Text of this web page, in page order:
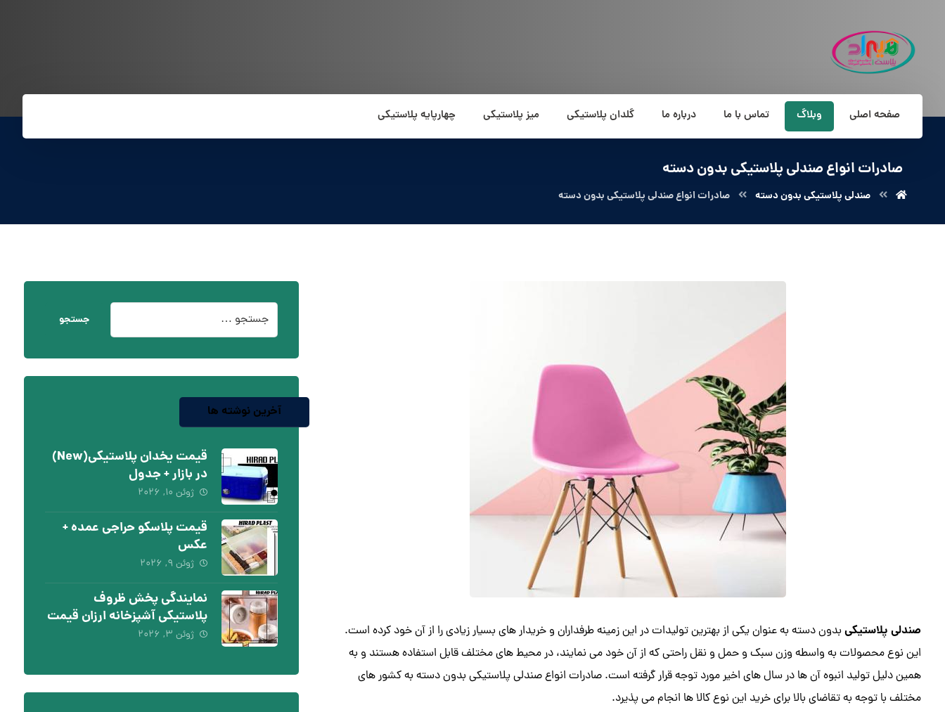
صفحه اصلی وبلاگ تماس با ما درباره ما گلدان پلاستیکی میز پلاستیکی چهارپایه پلاستیکی
صادرات انواع صندلی پلاستیکی بدون دسته
صندلی پلاستیکی بدون دسته صادرات انواع صندلی پلاستیکی بدون دسته
صندلی پلاستیکیبدون دسته به عنوان یکی از بهترین تولیدات در این زمینه طرفداران و خریدار های بسیار زیادی را از آن خود کرده است.
این نوع محصولات به واسطه وزن سبک و حمل و نقل راحتی که از آن خود می نمایند، در محیط های مختلف قابل استفاده هستند و به
همین دلیل تولید انبوه آن ها در سال های اخیر مورد توجه قرار گرفته است. صادرات انواع صندلی پلاستیکی بدون دسته به کشور های
مختلف با توجه به تقاضای بالا برای خرید این نوع کالا ها انجام می پذیرد.
جستجو
آخرین نوشته ها
قیمت یخدان پلاستیکی(New)
در بازار + جدول
ژوئن ۱۰, ۲۰۲۶
قیمت پلاسکو حراجی عمده +
عکس
ژوئن ۹, ۲۰۲۶
نمایندگی پخش ظروف
پلاستیکی آشپزخانه ارزان قیمت
ژوئن ۳, ۲۰۲۶